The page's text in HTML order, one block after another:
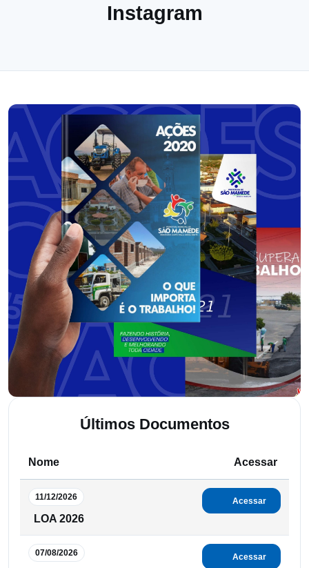
Instagram
Últimos Documentos
Nome Acessar
11/12/2026
LOA 2026
Acessar
07/08/2026 Acessar